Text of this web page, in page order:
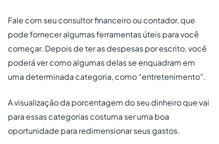
Fale com seu consultor financeiro ou contador, que
pode fornecer algumas ferramentas úteis para você
começar. Depois de ter as despesas por escrito, você
poderá ver como algumas delas se enquadram em
uma determinada categoria, como “entretenimento”.
A visualização da porcentagem do seu dinheiro que vai
para essas categorias costuma ser uma boa
oportunidade para redimensionar seus gastos.